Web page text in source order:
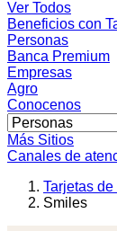
Ver Todos
Beneficios con
Personas
Banca Premium
Empresas
Agro
Conocenos
Más Sitios
Canales de
Tarjetas
Smiles